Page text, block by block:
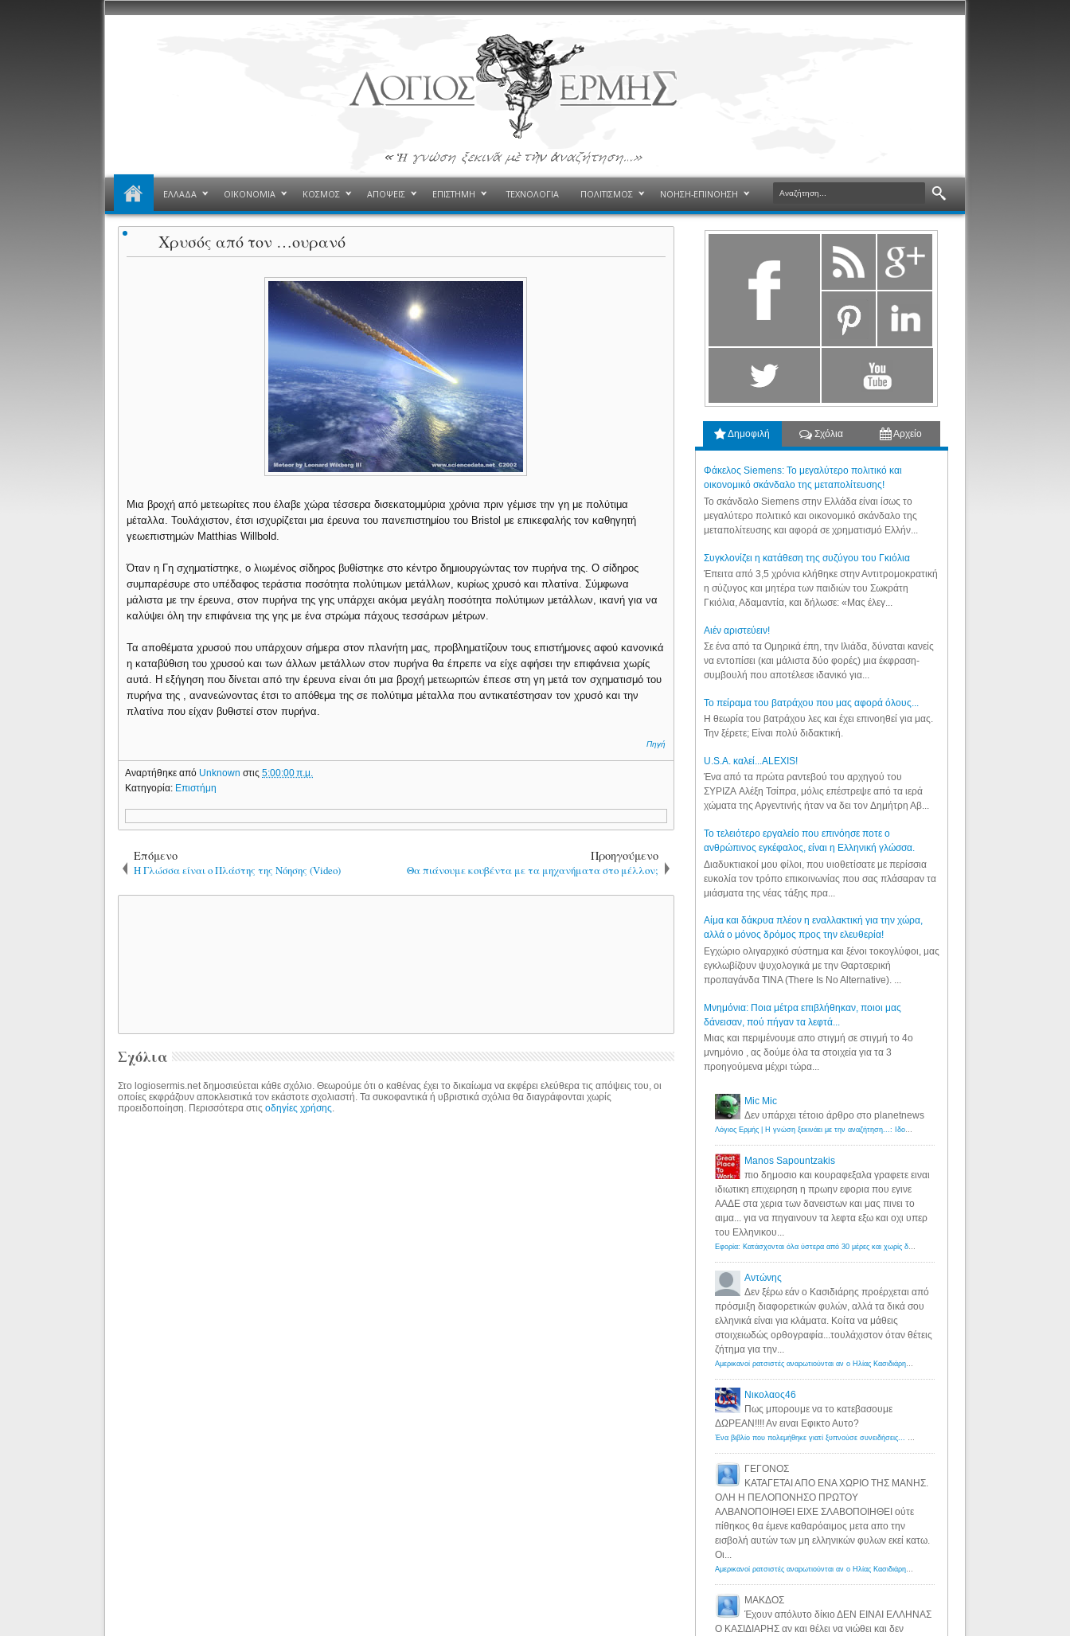
ΕΛΛΑΔΑ ΟΙΚΟΝΟΜΙΑ ΚΟΣΜΟΣ ΑΠΟΨΕΙΣ ΕΠΙΣΤΗΜΗ ΤΕΧΝΟΛΟΓΙΑ ΠΟΛΙΤΙΣΜΟΣ ΝΟΗΣΗ-ΕΠΙΝΟΗΣΗ
Χρυσός από τον …ουρανό
Μια βροχή από μετεωρίτες που έλαβε χώρα τέσσερα δισεκατομμύρια χρόνια πριν γέμισε την γη με πολύτιμα
μέταλλα. Τουλάχιστον, έτσι ισχυρίζεται μια έρευνα του πανεπιστημίου του Bristol με επικεφαλής τον καθηγητή
γεωεπιστημών Matthias Willbold.
Όταν η Γη σχηματίστηκε, ο λιωμένος σίδηρος βυθίστηκε στο κέντρο δημιουργώντας τον πυρήνα της. Ο σίδηρος
συμπαρέσυρε στο υπέδαφος τεράστια ποσότητα πολύτιμων μετάλλων, κυρίως χρυσό και πλατίνα. Σύμφωνα
μάλιστα με την έρευνα, στον πυρήνα της γης υπάρχει ακόμα μεγάλη ποσότητα πολύτιμων μετάλλων, ικανή για να
καλύψει όλη την επιφάνεια της γης με ένα στρώμα πάχους τεσσάρων μέτρων.
Τα αποθέματα χρυσού που υπάρχουν σήμερα στον πλανήτη μας, προβληματίζουν τους επιστήμονες αφού κανονικά
η καταβύθιση του χρυσού και των άλλων μετάλλων στον πυρήνα θα έπρεπε να είχε αφήσει την επιφάνεια χωρίς
αυτά. Η εξήγηση που δίνεται από την έρευνα είναι ότι μια βροχή μετεωριτών έπεσε στη γη μετά τον σχηματισμό του
πυρήνα της , ανανεώνοντας έτσι το απόθεμα της σε πολύτιμα μέταλλα που αντικατέστησαν τον χρυσό και την
πλατίνα που είχαν βυθιστεί στον πυρήνα.
Πηγή
Αναρτήθηκε από Unknownστις5:00:00 π.μ.
Κατηγορία: Επιστήμη
Επόμενο
Η Γλώσσα είναι ο Πλάστης της Νόησης (Video)
Προηγούμενο
Θα πιάνουμε κουβέντα με τα μηχανήματα στο μέλλον;
Σχόλια
Στο logiosermis.net δημοσιεύεται κάθε σχόλιο. Θεωρούμε ότι ο καθένας έχει το δικαίωμα να εκφέρει ελεύθερα τις απόψεις του, οι
οποίες εκφράζουν αποκλειστικά τον εκάστοτε σχολιαστή. Τα συκοφαντικά ή υβριστικά σχόλια θα διαγράφονται χωρίς
προειδοποίηση. Περισσότερα στιςοδηγίες χρήσης
Δημοφιλή Σχόλια Αρχείο
Φάκελος Siemens: Το μεγαλύτερο πολιτικό και
οικονομικό σκάνδαλο της μεταπολίτευσης!
Το σκάνδαλο Siemens στην Ελλάδα είναι ίσως το
μεγαλύτερο πολιτικό και οικονομικό σκάνδαλο της
μεταπολίτευσης και αφορά σε χρηματισμό Ελλήν...
Συγκλονίζει η κατάθεση της συζύγου του Γκιόλια
Έπειτα από 3,5 χρόνια κλήθηκε στην Αντιτρομοκρατική
η σύζυγος και μητέρα των παιδιών του Σωκράτη
Γκιόλια, Αδαμαντία, και δήλωσε: «Μας έλεγ...
Aιέν αριστεύειν!
Σε ένα από τα Ομηρικά έπη, την Ιλιάδα, δύναται κανείς
να εντοπίσει (και μάλιστα δύο φορές) μια έκφραση-
συμβουλή που αποτέλεσε ιδανικό για...
Το πείραμα του βατράχου που μας αφορά όλους...
Η θεωρία του βατράχου λες και έχει επινοηθεί για μας.
Την ξέρετε; Είναι πολύ διδακτική.
U.S.A. καλεί...ALEXIS!
Ένα από τα πρώτα ραντεβού του αρχηγού του
ΣΥΡΙΖΑ Αλέξη Τσίπρα, μόλις επέστρεψε από τα ιερά
χώματα της Αργεντινής ήταν να δει τον Δημήτρη Αβ...
Το τελειότερο εργαλείο που επινόησε ποτε ο
ανθρώπινος εγκέφαλος, είναι η Ελληνική γλώσσα.
Διαδυκτιακοί μου φίλοι, που υιοθετίσατε με περίσσια
ευκολία τον τρόπο επικοινωνίας που σας πλάσαραν τα
μιάσματα της νέας τάξης πρα...
Αίμα και δάκρυα πλέον η εναλλακτική για την χώρα,
αλλά ο μόνος δρόμος προς την ελευθερία!
Εγχώριο ολιγαρχικό σύστημα και ξένοι τοκογλύφοι, μας
εγκλωβίζουν ψυχολογικά με την Θαρτσερική
προπαγάνδα TINA (There Is No Alternative). ...
Μνημόνια: Ποια μέτρα επιβλήθηκαν, ποιοι μας
δάνεισαν, πού πήγαν τα λεφτά...
Μιας και περιμένουμε απο στιγμή σε στιγμή το 4ο
μνημόνιο , ας δούμε όλα τα στοιχεία για τα 3
προηγούμενα μέχρι τώρα...
Mic Mic
Δεν υπάρχει τέτοιο άρθρο στο planetnews
Λόγιος Ερμής | Η γνώση ξεκινάει με την αναζήτηση...: Ιδού οι 18 που χρωστούν 11 δις ευρώ!
Manos Sapountzakis
πιο δημοσιο και κουραφεξαλα γραφετε ειναι
ιδιωτικη επιχειρηση η πρωην εφορια που εγινε
ΑΑΔΕ στα χερια των δανειστων και μας πινει το
αιμα... για να πηγαινουν τα λεφτα εξω και οχι υπερ
του Ελληνικου...
Εφορία: Κατάσχονται όλα ύστερα από 30 μέρες και χωρίς δικαστικές αποφάσεις - Λόγιος Ερμής
Αντώνης
Δεν ξέρω εάν ο Κασιδιάρης προέρχεται από
πρόσμιξη διαφορετικών φυλών, αλλά τα δικά σου
ελληνικά είναι για κλάματα. Κοίτα να μάθεις
στοιχειωδώς ορθογραφία...τουλάχιστον όταν θέτεις
ζήτημα για την...
Αμερικανοί ρατσιστές αναρωτιούνται αν ο Ηλίας Κασιδιάρης ανήκει στη λευκή φυλή... - Λόγιος Ερμής
Νικολαος46
Πως μπορουμε να το κατεβασουμε
ΔΩΡΕΑΝ!!!! Αν ειναι Εφικτο Αυτο?
Ένα βιβλίο που πολεμήθηκε γιατί ξυπνούσε συνειδήσεις... - Λόγιος Ερμής | Η γνώση ξεκινάει με την αναζήτηση...
ΓΕΓΟΝΟΣ
ΚΑΤΑΓΕΤΑΙ ΑΠΟ ΕΝΑ ΧΩΡΙΟ ΤΗΣ ΜΑΝΗΣ.
ΟΛΗ Η ΠΕΛΟΠΟΝΗΣΟ ΠΡΩΤΟΥ
ΑΛΒΑΝΟΠΟΙΗΘΕΙ ΕΙΧΕ ΣΛΑΒΟΠΟΙΗΘΕΙ ούτε
πίθηκος θα έμενε καθαρόαιμος μετα απο την
εισβολή αυτών των μη ελληνικών φυλων εκεί κατω.
Οι...
Αμερικανοί ρατσιστές αναρωτιούνται αν ο Ηλίας Κασιδιάρης ανήκει στη λευκή φυλή... - Λόγιος Ερμής
ΜΑΚΔΟΣ
Έχουν απόλυτο δίκιο ΔΕΝ ΕΙΝΑΙ ΕΛΛΗΝΑΣ
Ο ΚΑΣΙΔΙΑΡΗΣ αν και θέλει να νιώθει και δεν